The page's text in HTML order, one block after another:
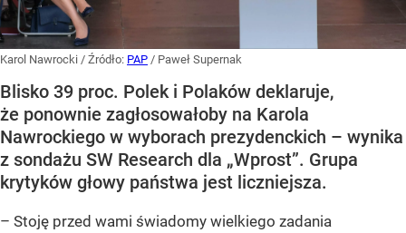
Karol Nawrocki / Źródło: PAP / Paweł Supernak
Blisko 39 proc. Polek i Polaków deklaruje,
że ponownie zagłosowałoby na Karola
Nawrockiego w wyborach prezydenckich – wynika
z sondażu SW Research dla „Wprost”. Grupa
krytyków głowy państwa jest liczniejsza.
– Stoję przed wami świadomy wielkiego zadania